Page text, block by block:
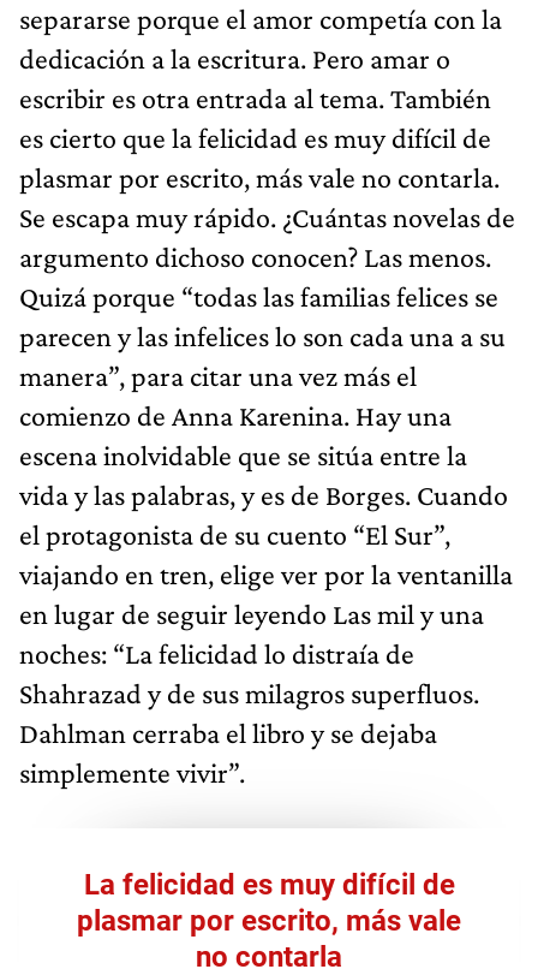
separarse porque el amor competía con la
dedicación a la escritura. Pero amar o
escribir es otra entrada al tema. También
es cierto que la felicidad es muy difícil de
plasmar por escrito, más vale no contarla.
Se escapa muy rápido. ¿Cuántas novelas de
argumento dichoso conocen? Las menos.
Quizá porque “todas las familias felices se
parecen y las infelices lo son cada una a su
manera”, para citar una vez más el
comienzo de Anna Karenina. Hay una
escena inolvidable que se sitúa entre la
vida y las palabras, y es de Borges. Cuando
el protagonista de su cuento “El Sur”,
viajando en tren, elige ver por la ventanilla
en lugar de seguir leyendo Las mil y una
noches: “La felicidad lo distraía de
Shahrazad y de sus milagros superfluos.
Dahlman cerraba el libro y se dejaba
simplemente vivir”.
La felicidad es muy difícil de
plasmar por escrito, más vale
no contarla